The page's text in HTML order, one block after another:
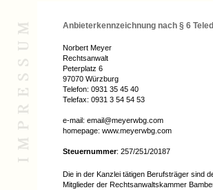
Anbieterkennzeichnung nach § 6
Norbert Meyer
Rechtsanwalt
Peterplatz 6
97070 Würzburg
Telefon: 0931 35 45 40
Telefax: 0931 3 54 54 53
e-mail: email@meyerwbg.com
homepage: www.meyerwbg.com
Steuernummer: 257/251/20187
Die in der Kanzlei tätigen Berufsträger sind
Mitglieder der Rechtsanwaltskammer